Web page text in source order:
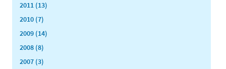
2011 (13)
2010 (7)
2009 (14)
2008 (8)
2007 (3)